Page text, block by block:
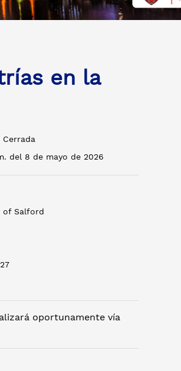
en la
Cerrada
del 8 de mayo de 2026
of Salford
oportunamente vía